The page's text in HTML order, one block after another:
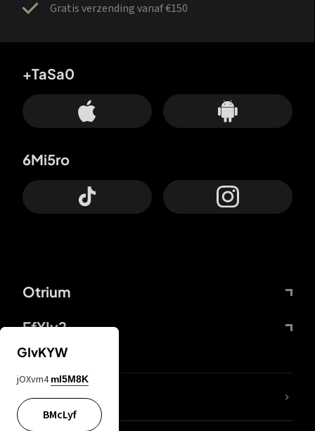
Gratis verzending vanaf €150
Otrium
FfYIy2
+TaSa0
6Mi5ro
KIjvtr
GIvKYW
jOXvm4 mI5M8K
BMcLyf